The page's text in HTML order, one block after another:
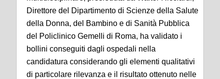
Direttore del Dipartimento di Scienze della Salute
della Donna, del Bambino e di Sanità Pubblica
del Policlinico Gemelli di Roma, ha validato i
bollini conseguiti dagli ospedali nella
candidatura considerando gli elementi qualitativi
di particolare rilevanza e il risultato ottenuto nelle